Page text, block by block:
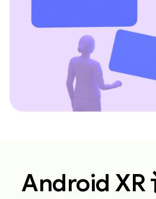
Android XR